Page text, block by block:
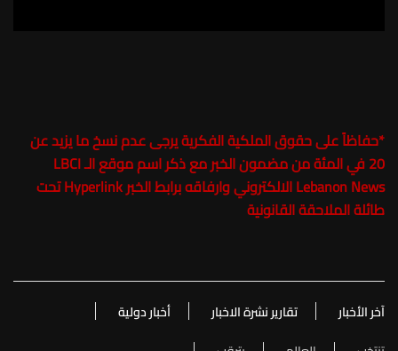
*حفاظاً على حقوق الملكية الفكرية يرجى عدم نسخ ما يزيد عن
20 في المئة من مضمون الخبر مع ذكر اسم موقع الـ LBCI
Lebanon News الالكتروني وارفاقه برابط الخبر Hyperlink تحت
طائلة الملاحقة القانونية
آخر الأخبار تقارير نشرة الاخبار
أخبار دولية